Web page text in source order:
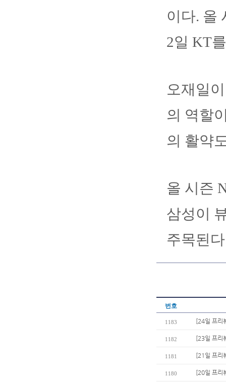
이다. 올
2일 KT
오재일
의 역할
의 활약
올 시즌
삼성이
주목된
번호
1183 [24일 프리
1182 [23일 프리
1181 [21일 프리
1180 [20일 프리